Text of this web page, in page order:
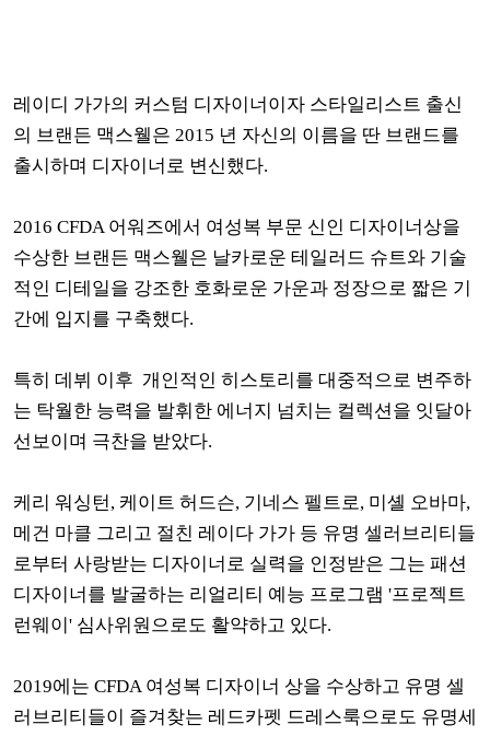
레이디 가가의 커스텀 디자이너이자 스타일리스트 출신
의 브랜든 맥스웰은 2015 년 자신의 이름을 딴 브랜드를
출시하며 디자이너로 변신했다.
2016 CFDA 어워즈에서 여성복 부문 신인 디자이너상을
수상한 브랜든 맥스웰은 날카로운 테일러드 슈트와 기술
적인 디테일을 강조한 호화로운 가운과 정장으로 짧은 기
간에 입지를 구축했다.
특히 데뷔 이후 개인적인 히스토리를 대중적으로 변주하
는 탁월한 능력을 발휘한 에너지 넘치는 컬렉션을 잇달아
선보이며 극찬을 받았다.
케리 워싱턴, 케이트 허드슨, 기네스 펠트로, 미셸 오바마,
메건 마클 그리고 절친 레이다 가가 등 유명 셀러브리티들
로부터 사랑받는 디자이너로 실력을 인정받은 그는 패션
디자이너를 발굴하는 리얼리티 예능 프로그램 '프로젝트
런웨이' 심사위원으로도 활약하고 있다.
2019에는 CFDA 여성복 디자이너 상을 수상하고 유명 셀
러브리티들이 즐겨찾는 레드카펫 드레스룩으로도 유명세